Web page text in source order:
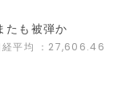
たも被弾か
経平均 ：27,606.46